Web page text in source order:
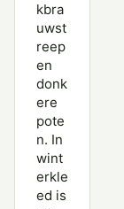
kbra
uwst
reep
en
donk
ere
pote
n. In
wint
erkle
ed is